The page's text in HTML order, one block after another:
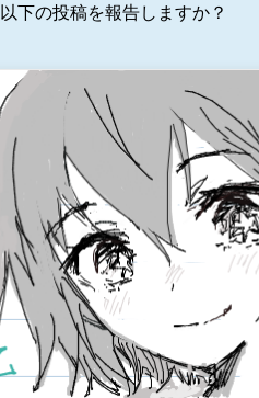
以下の投稿を報告しますか？